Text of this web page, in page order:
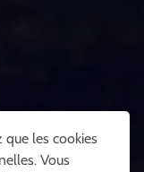
que les cookies
Vous